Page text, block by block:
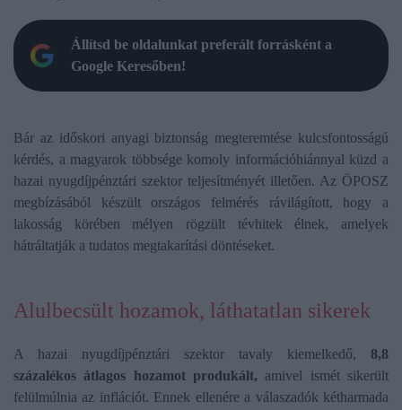
Állítsd be oldalunkat preferált forrásként a
Google Keresőben!
Bár az időskori anyagi biztonság megteremtése kulcsfontosságú
kérdés, a magyarok többsége komoly információhiánnyal küzd a
hazai nyugdíjpénztári szektor teljesítményét illetően. Az ÖPOSZ
megbízásából készült országos felmérés rávilágított, hogy a
lakosság körében mélyen rögzült tévhitek élnek, amelyek
hátráltatják a tudatos megtakarítási döntéseket.
Alulbecsült hozamok, láthatatlan sikerek
A hazai nyugdíjpénztári szektor tavaly kiemelkedő, 8,8
százalékos átlagos hozamot produkált, amivel ismét sikerült
felülmúlnia az inflációt. Ennek ellenére a válaszadók kétharmada